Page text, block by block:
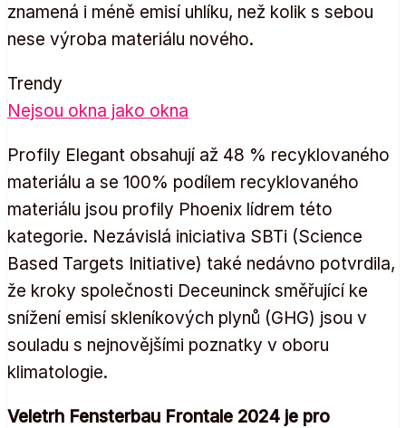
znamená i méně emisí uhlíku, než kolik s sebou
nese výroba materiálu nového.
Trendy
Nejsou okna jako okna
Profily Elegant obsahují až 48 % recyklovaného
materiálu a se 100% podílem recyklovaného
materiálu jsou profily Phoenix lídrem této
kategorie. Nezávislá iniciativa SBTi (Science
Based Targets Initiative) také nedávno potvrdila,
že kroky společnosti Deceuninck směřující ke
snížení emisí skleníkových plynů (GHG) jsou v
souladu s nejnovějšími poznatky v oboru
klimatologie.
Veletrh Fensterbau Frontale 2024 je pro